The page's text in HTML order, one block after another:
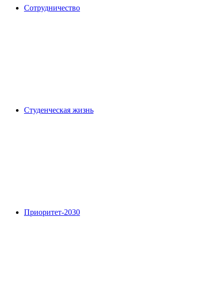
Сотрудничество
Студенческая жизнь
Приоритет-2030